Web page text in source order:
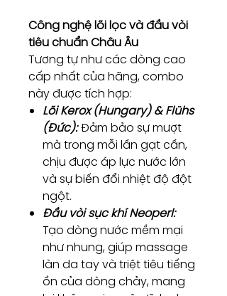
Công nghệ lõi lọc và đầu vòi
tiêu chuẩn Châu Âu
Tương tự như các dòng cao
cấp nhất của hãng, combo
này được tích hợp:
Lõi Kerox (Hungary) & Flühs
(Đức):Đảm bảo sự mượt
mà trong mỗi lần gạt cần,
chịu được áp lực nước lớn
và sự biến đổi nhiệt độ đột
ngột.
Đầu vòi sục khí Neoperl:
Tạo dòng nước mềm mại
như nhung, giúp massage
làn da tay và triệt tiêu tiếng
ồn của dòng chảy, mang